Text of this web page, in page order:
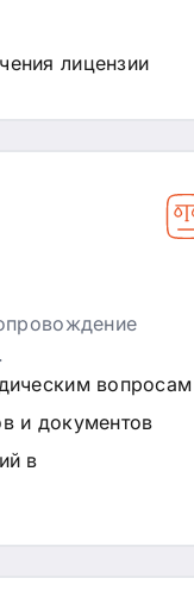
лицензии
вопросам
и документов
в